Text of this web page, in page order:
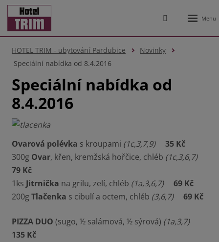
Vyhledávání
HOTEL TRIM - ubytování Pardubice
Novinky
Speciální nabídka od 8.4.2016
Speciální nabídka od
8.4.2016
Ovarová polévka s kroupami (1c,3,7,9)
35 Kč
300g Ovar, křen, kremžská hořčice, chléb (1c,3,6,7)
79 Kč
1ks Jitrnička na grilu, zelí, chléb (1a,3,6,7)
69 Kč
200gTlačenka s cibulí a octem, chléb (3,6,7) 69 Kč
PIZZA DUO (sugo, ½ salámová, ½ sýrová) (1a,3,7)
135 Kč